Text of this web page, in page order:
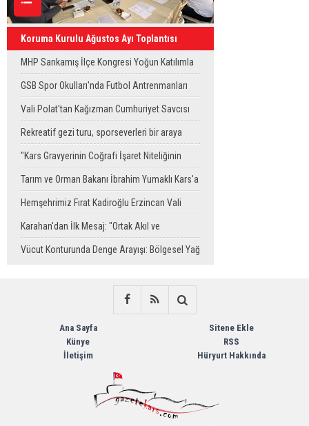
Koruma Kurulu Ağustos Ayı Toplantısı
Yapıldı
MHP Sarıkamış İlçe Kongresi Yoğun Katılımla
Gerçekleştirildi
GSB Spor Okulları'nda Futbol Antrenmanları
Sürüyor
Vali Polat'tan Kağızman Cumhuriyet Savcısı
Eravcı'ya Ziyaret
Rekreatif gezi turu, sporseverleri bir araya
getirdi
"Kars Gravyerinin Coğrafi İşaret Niteliğinin
Güçlendirilmesi Projesi"
Tarım ve Orman Bakanı İbrahim Yumaklı Kars'a
Geliyor
Hemşehrimiz Fırat Kadiroğlu Erzincan Vali
Yardımcılığına Atandı
Karahan'dan İlk Mesaj: "Ortak Akıl ve
Dayanışmayla Çalışacağız"
Vücut Konturunda Denge Arayışı: Bölgesel Yağ
Ana Sayfa
Künye
İletişim
Sitene Ekle
RSS
Hüryurt Hakkında